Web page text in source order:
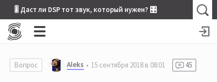
🎚 Даст ли DSP тот звук, который нужен? 🎛
Вопрос Aleks 15 сентября 2018 в 08:01 45